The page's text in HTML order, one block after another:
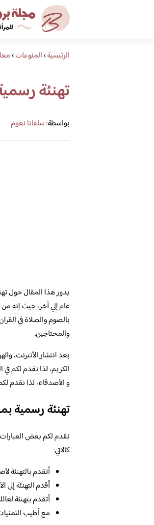
الرئيسية›المنوعات›
تهنئة
بواسطة:سلفانا نعوم
يدور هذا المقال حول
عام إلي أخر، حيث إنه
بالصوم والصلاة في
والمحتاجين.
بعد انتشار الأنترنت،
الكريم، لذا نقدم لكم
و الأصدقاء، لذا نقدم
تهنئة رسمية
نقدم لكم بعض
كالاتي:
أتقدم بالتهنئة
أقدم التهنئة
أتقدم بتهنئة
مع أطيب